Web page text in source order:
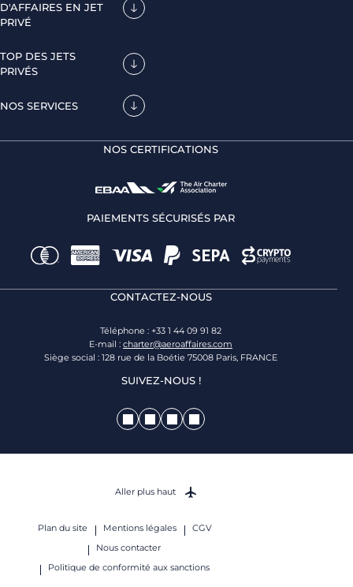
D'AFFAIRES EN JET
PRIVÉ
TOP DES JETS
PRIVÉS
NOS SERVICES
NOS CERTIFICATIONS
PAIEMENTS SÉCURISÉS PAR
CONTACTEZ-NOUS
Téléphone : +33 1 44 09 91 82
E-mail : charter@aeroaffaires.com
Siège social : 128 rue de la Boétie 75008 Paris, FRANCE
SUIVEZ-NOUS !
Plan du site Mentions légales
CGV
Nous contacter
Politique de conformité aux sanctions
Aller plus haut